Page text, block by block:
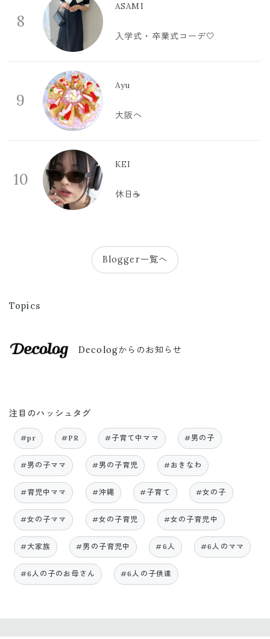
8
ASAMI
入学式・卒業式コーデ🤍
9
Ayu
大阪へ
10
KEI
休日☕️
Blogger一覧へ
Topics
Decologからのお知らせ
注目のハッシュタグ
#pr #PR #子育て中ママ #男の子
#男の子ママ #男の子育児 #おきなわ
#育児中ママ #沖縄 #子育て #女の子
#女の子ママ #女の子育児 #女の子育児中
#大家族 #男の子育児中 #6人 #6人のママ
#6人の子のお母さん #6人の子供達